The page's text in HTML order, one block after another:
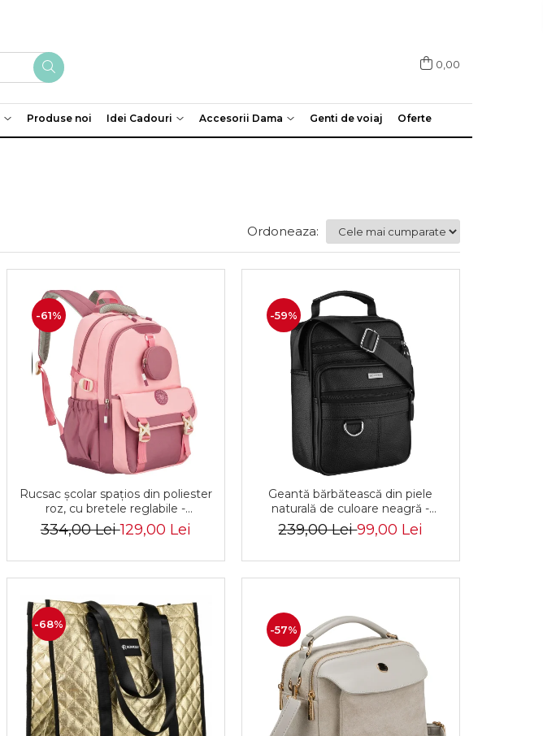
0,00
Produse noi Idei Cadouri Accesorii Dama Genti de voiaj Oferte
Ordoneaza:
-61%
Rucsac școlar spațios din poliester
roz, cu bretele reglabile -
Peterson PTR-PTN 8610-1327
PINK
334,00 Lei129,00 Lei
-59%
Geantă bărbătească din piele
naturală de culoare neagră -
Rovicky PTR-R-ST7-01-7571-
BLACK
239,00 Lei99,00 Lei
-68% -57%